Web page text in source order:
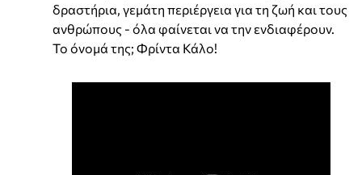
δραστήρια, γεμάτη περιέργεια για τη ζωή και τους
ανθρώπους - όλα φαίνεται να την ενδιαφέρουν.
Το όνομά της; Φρίντα Κάλο!